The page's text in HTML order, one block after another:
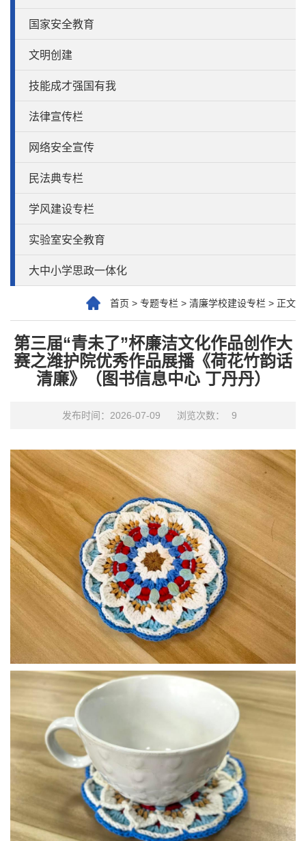
国家安全教育
文明创建
技能成才强国有我
法律宣传栏
网络安全宣传
民法典专栏
学风建设专栏
实验室安全教育
大中小学思政一体化
首页 > 专题专栏 > 清廉学校建设专栏 > 正文
第三届“青未了”杯廉洁文化作品创作大
赛之潍护院优秀作品展播《荷花竹韵话
清廉》（图书信息中心 丁丹丹）
发布时间：2026-07-09 浏览次数： 9